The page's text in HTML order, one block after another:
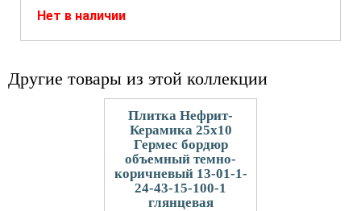
Нет в наличии
Другие товары из этой коллекции
Плитка Нефрит-
Керамика 25x10
Гермес бордюр
объемный темно-
коричневый 13-01-1-
24-43-15-100-1
глянцевая